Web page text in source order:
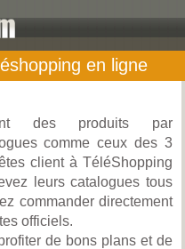
en ligne
des produits par
comme ceux des 3
client à TéléShopping
leurs catalogues tous
commander directement
officiels.
de bons plans et de